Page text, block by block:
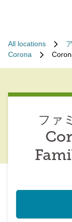
All locations
Corona
ファ